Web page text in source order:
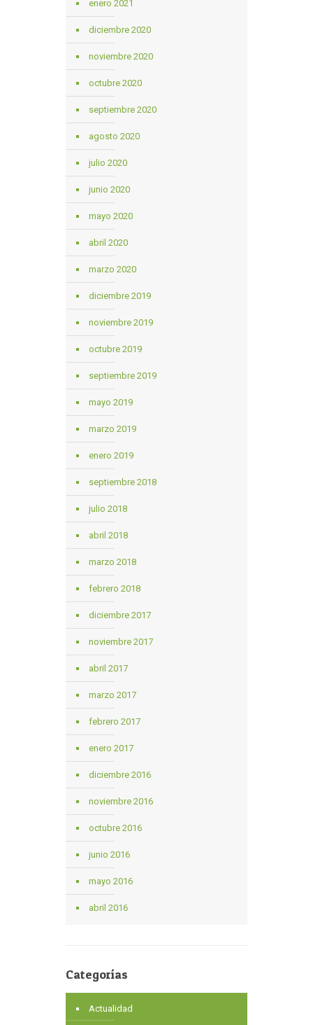
enero 2021
diciembre 2020
noviembre 2020
octubre 2020
septiembre 2020
agosto 2020
julio 2020
junio 2020
mayo 2020
abril 2020
marzo 2020
diciembre 2019
noviembre 2019
octubre 2019
septiembre 2019
mayo 2019
marzo 2019
enero 2019
septiembre 2018
julio 2018
abril 2018
marzo 2018
febrero 2018
diciembre 2017
noviembre 2017
abril 2017
marzo 2017
febrero 2017
enero 2017
diciembre 2016
noviembre 2016
octubre 2016
junio 2016
mayo 2016
abril 2016
Categorías
Actualidad